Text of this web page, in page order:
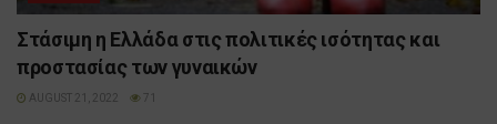
Στάσιμη η Ελλάδα στις πολιτικές ισότητας και
προστασίας των γυναικών
AUGUST 21, 2022 71